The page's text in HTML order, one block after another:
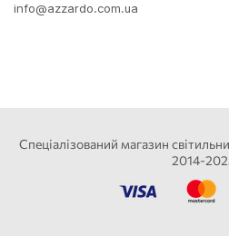
info@azzardo.com.ua
Спеціалізований магазин
2014-